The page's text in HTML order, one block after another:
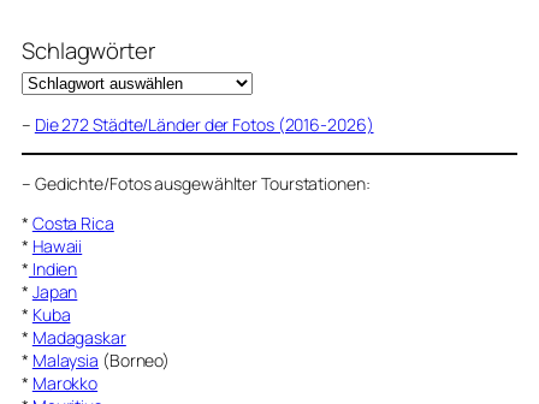
Schlagwörter
– Die 272 Städte/Länder der Fotos (2016-2026)
– Gedichte/Fotos ausgewählter Tourstationen:
* Costa Rica
* Hawaii
* Indien
* Japan
* Kuba
* Madagaskar
* Malaysia (Borneo)
* Marokko